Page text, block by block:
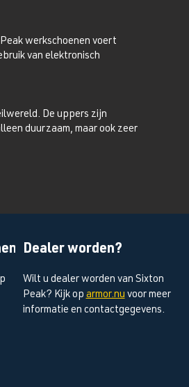
werkschoenen voert
van elektronisch
De uppers zijn
duurzaam, maar ook zeer
Dealer worden?
Wilt u dealer worden van Sixton
Peak? Kijk op armor.nu voor meer
informatie en contactgegevens.